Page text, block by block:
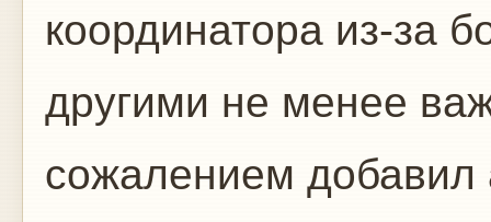
координатора из-за
другими не менее
сожалением добавил